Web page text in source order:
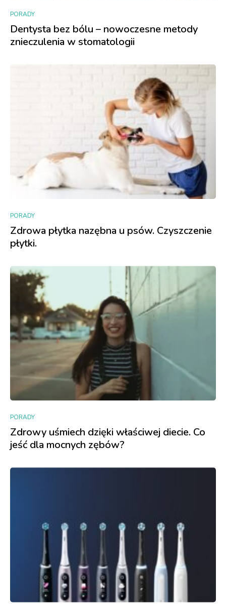
PORADY
Dentysta bez bólu – nowoczesne metody
znieczulenia w stomatologii
PORADY
Zdrowa płytka nazębna u psów. Czyszczenie
płytki.
PORADY
Zdrowy uśmiech dzięki właściwej diecie. Co
jeść dla mocnych zębów?